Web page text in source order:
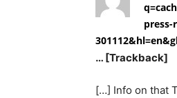
… [Trackback]
[…] Info on that